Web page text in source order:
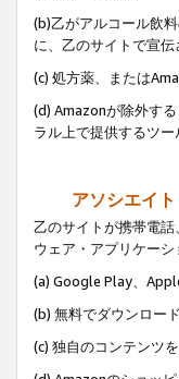
(b)乙がアルコール飲
に、乙のサイトで宣伝
(c) 処方薬、または
(d) Amazonが除外す
ラル上で提供するツ
アソシエイ
乙のサイトが携帯電
ウェア・アプリケー
(a) Google Play、
(b) 無料でダウンロー
(c) 独自のコンテンツ